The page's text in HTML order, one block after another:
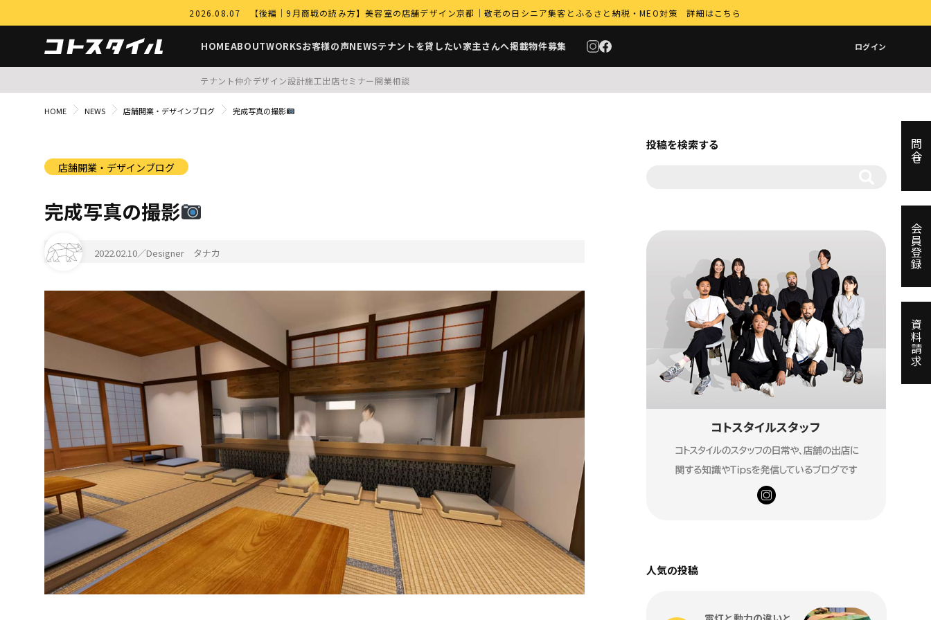
2026.08.07 【後編｜9月商戦の読み方】美容室の店舗デザイン京都｜敬老の日シニア集客とふるさと納税・MEO対策 詳細はこちら
HOMEABOUTWORKSお客様の声NEWSテナントを貸したい家主さんへ掲載物件募集 ログイン
テナント仲介デザイン設計施工出店セミナー開業相談
HOME NEWS 店舗開業・デザインブログ 完成写真の撮影
店舗開業・デザインブログ
完成写真の撮影
2022.02.10／Designer タナカ
投稿を検索する
人気の投稿
問合せ
会員登録
資料請求